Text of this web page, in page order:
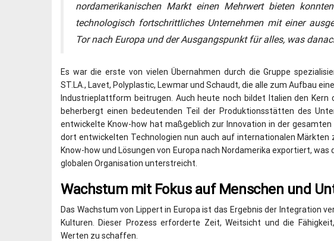
nordamerikanischen Markt einen Mehrwert bieten
technologisch fortschrittliches Unternehmen mit einer
Tor nach Europa und der Ausgangspunkt für alles, was
Es war die erste von vielen Übernahmen durch die Gruppe
ST.LA., Lavet, Polyplastic, Lewmar und Schaudt, die alle zum Aufbau
Industrieplattform beitrugen. Auch heute noch bildet Italien den
beherbergt einen bedeutenden Teil der Produktionsstätten des
entwickelte Know-how hat maßgeblich zur Innovation in der
dort entwickelten Technologien nun auch auf internationalen Märkten
Know-how und Lösungen von Europa nach Nordamerika exportiert,
globalen Organisation unterstreicht.
Wachstum mit Fokus auf Menschen und
Das Wachstum von Lippert in Europa ist das Ergebnis der Integration
Kulturen. Dieser Prozess erforderte Zeit, Weitsicht und die
Werten zu schaffen.